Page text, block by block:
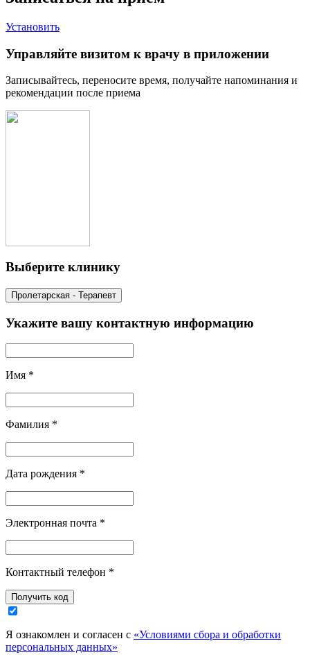
Установить
Управляйте визитом к врачу в приложении
Записывайтесь, переносите время, получайте напоминания и
рекомендации после приема
Выберите клинику
Пролетарская - Терапевт
Укажите вашу контактную информацию
Имя *
Фамилия *
Дата рождения *
Электронная почта *
Контактный телефон *
Я ознакомлен и согласен с «Условиями сбора и обработки
персональных данных»